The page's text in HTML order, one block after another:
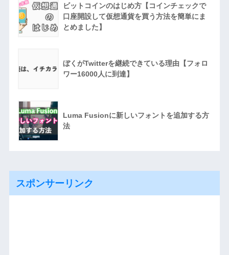
ビットコインのはじめ方【コインチェックで
口座開設して仮想通貨を買う方法を簡単にま
とめました】
ぼくがTwitterを継続できている理由【フォロ
ワー16000人に到達】
Luma Fusionに新しいフォントを追加する方
法
スポンサーリンク